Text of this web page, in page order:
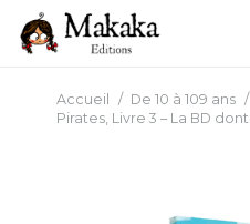
Accueil / De 10 à 109 ans /
Pirates, Livre 3 – La BD